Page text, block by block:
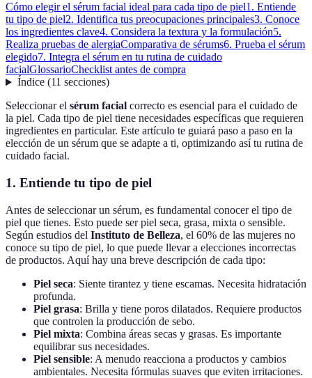
Cómo elegir el sérum facial ideal para cada tipo de piel1. Entiende
tu tipo de piel2. Identifica tus preocupaciones principales3. Conoce
los ingredientes clave4. Considera la textura y la formulación5.
Realiza pruebas de alergiaComparativa de sérums6. Prueba el sérum
elegido7. Integra el sérum en tu rutina de cuidado
facialGlossarioChecklist antes de compra
Índice(11 secciones)
Seleccionar el sérum facial correcto es esencial para el cuidado de
la piel. Cada tipo de piel tiene necesidades específicas que requieren
ingredientes en particular. Este artículo te guiará paso a paso en la
elección de un sérum que se adapte a ti, optimizando así tu rutina de
cuidado facial.
1. Entiende tu tipo de piel
Antes de seleccionar un sérum, es fundamental conocer el tipo de
piel que tienes. Esto puede ser piel seca, grasa, mixta o sensible.
Según estudios del Instituto de Belleza, el 60% de las mujeres no
conoce su tipo de piel, lo que puede llevar a elecciones incorrectas
de productos. Aquí hay una breve descripción de cada tipo:
Piel seca: Siente tirantez y tiene escamas. Necesita hidratación
profunda.
Piel grasa: Brilla y tiene poros dilatados. Requiere productos
que controlen la producción de sebo.
Piel mixta: Combina áreas secas y grasas. Es importante
equilibrar sus necesidades.
Piel sensible: A menudo reacciona a productos y cambios
ambientales. Necesita fórmulas suaves que eviten irritaciones.